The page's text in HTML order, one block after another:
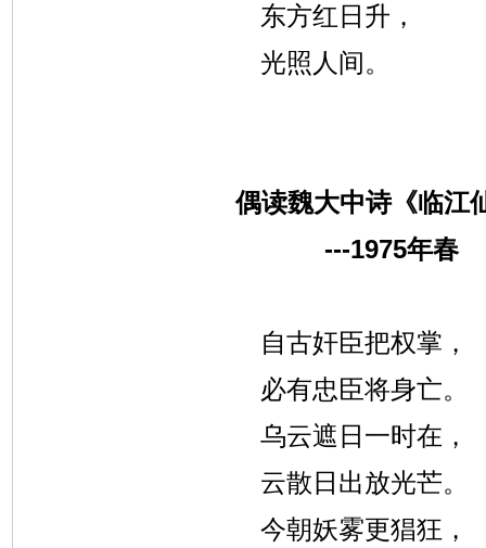
东方红日升，
光照人间。
偶读魏大中诗《临江
---1975年春
自古奸臣把权掌，
必有忠臣将身亡。
乌云遮日一时在，
云散日出放光芒。
今朝妖雾更猖狂，